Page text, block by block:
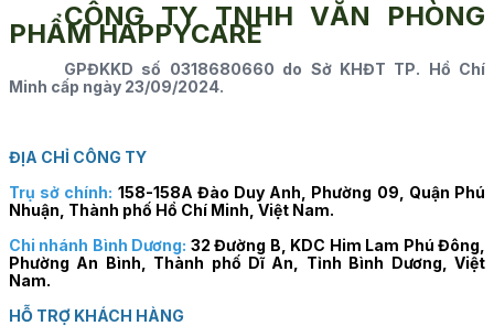
CÔNG TY TNHH VĂN PHÒNG
PHẨM HAPPYCARE
GPĐKKD số 0318680660 do Sở KHĐT TP. Hồ Chí
Minh cấp ngày 23/09/2024.
ĐỊA CHỈ CÔNG TY
Trụ sở chính: 158-158A Đào Duy Anh, Phường 09, Quận Phú
Nhuận, Thành phố Hồ Chí Minh, Việt Nam.
Chi nhánh Bình Dương: 32 Đường B, KDC Him Lam Phú Đông,
Phường An Bình, Thành phố Dĩ An, Tỉnh Bình Dương, Việt
Nam.
HỖ TRỢ KHÁCH HÀNG